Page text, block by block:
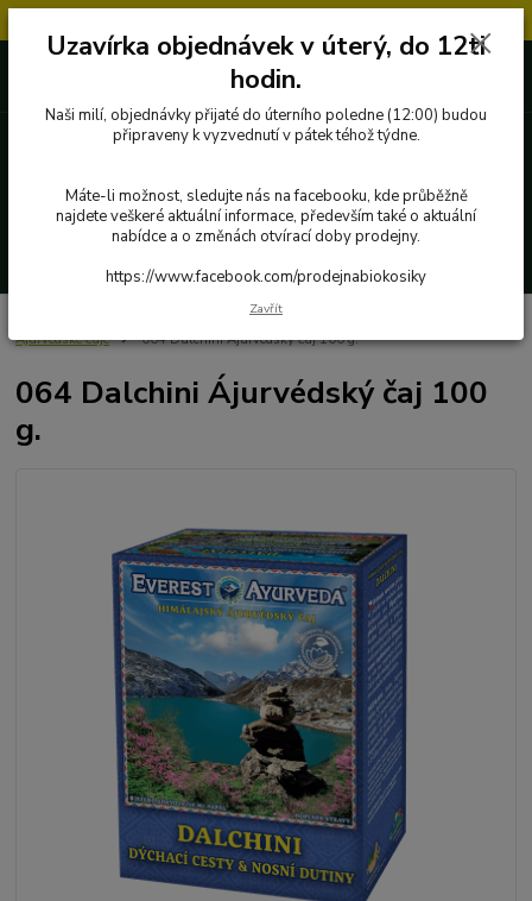
727 862 655, 737 283 505
Byliny, čaje, koření
Ájurvédské čaje
064 Dalchini Ájurvédský čaj 100 g.
064 Dalchini Ájurvédský čaj 100
g.
Uzavírka objednávek v úterý, do 12ti
hodin.
Naši milí, objednávky přijaté do úterního poledne (12:00) budou
připraveny k vyzvednutí v pátek téhož týdne.
Máte-li možnost, sledujte nás na facebooku, kde průběžně
najdete veškeré aktuální informace, především také o aktuální
nabídce a o změnách otvírací doby prodejny.
https://www.facebook.com/prodejnabiokosiky
Zavřít